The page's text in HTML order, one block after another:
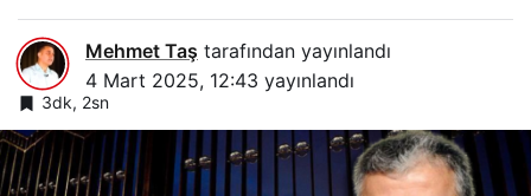
Mehmet Taş tarafından yayınlandı
4 Mart 2025, 12:43 yayınlandı
3dk, 2sn